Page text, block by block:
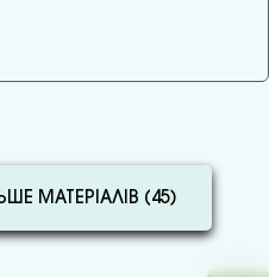
МАТЕРІАЛІВ (45)